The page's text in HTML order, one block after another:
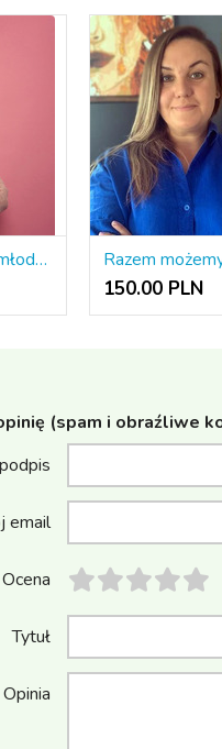
Psycholog dzieci, młodzieży i dorosłych On-line Razem
150.00 PLN
(spam i obraźliwe
email
Ocena
Tytuł
Opinia